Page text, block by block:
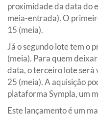
proximidade da data do
meia-entrada). O
15 (meia).
Já o segundo lote tem o
(meia). Para quem
data, o terceiro lote será
25 (meia). A aquisição
plataforma Sympla, um
Este lançamento é um